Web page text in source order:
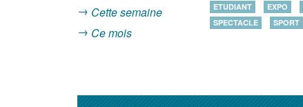
Cette semaine
Ce mois
ETUDIANT
EXPO
SPECTACLE
SPORT